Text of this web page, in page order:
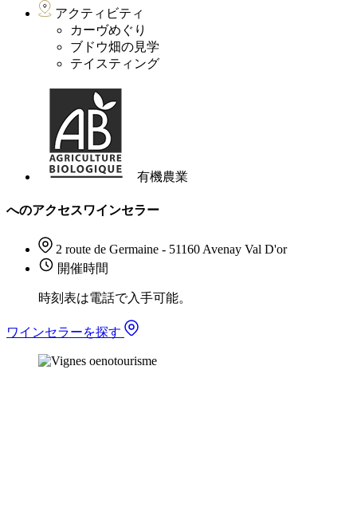
アクティビティ
カーヴめぐり
ブドウ畑の見学
テイスティング
有機農業
へのアクセスワインセラー
2 route de Germaine - 51160 Avenay Val D'or
開催時間
時刻表は電話で入手可能。
ワインセラーを探す